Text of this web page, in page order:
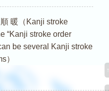
暖（Kanji stroke
“Kanji stroke order
be several Kanji stroke
）
↑